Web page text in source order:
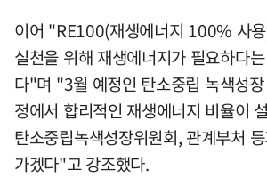
이어 "RE100(재생에너지 100% 사
실천을 위해 재생에너지가 필요하다
다"며 "3월 예정인 탄소중립 녹색성
정에서 합리적인 재생에너지 비율이
탄소중립녹색성장위원회, 관계부처
가겠다"고 강조했다.